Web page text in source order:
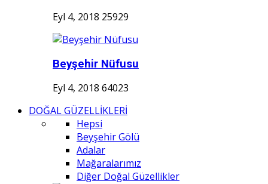
Eyl 4, 2018 25929
Beyşehir Nüfusu
Eyl 4, 2018 64023
DOĞAL GÜZELLİKLERİ
Hepsi
Beyşehir Gölü
Adalar
Mağaralarımız
Diğer Doğal Güzellikler